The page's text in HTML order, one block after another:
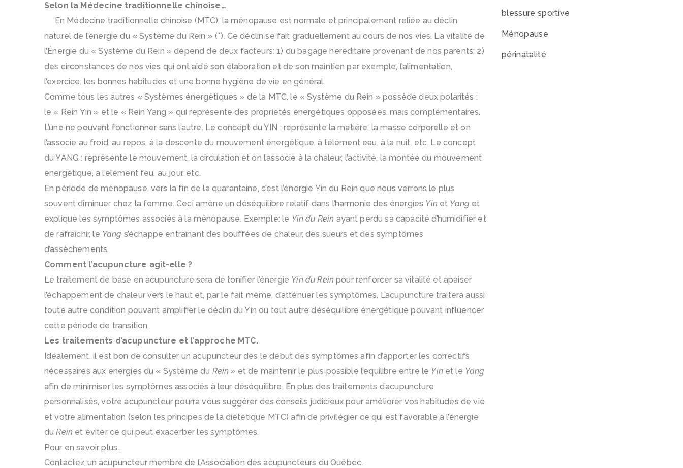
Selon la Médecine traditionnelle chinoise…
En Médecine traditionnelle chinoise (MTC), la ménopause est normale et principalement reliée au déclin
naturel de l’énergie du « Système du Rein » (*). Ce déclin se fait graduellement au cours de nos vies. La vitalité de
l’Énergie du « Système du Rein » dépend de deux facteurs: 1) du bagage héréditaire provenant de nos parents; 2)
des circonstances de nos vies qui ont aidé son élaboration et de son maintien par exemple, l’alimentation,
l’exercice, les bonnes habitudes et une bonne hygiène de vie en général.
Comme tous les autres « Systèmes énergétiques » de la MTC, le « Système du Rein » possède deux polarités :
le « Rein Yin » et le « Rein Yang » qui représente des propriétés énergétiques opposées, mais complémentaires.
L’une ne pouvant fonctionner sans l’autre. Le concept du YIN : représente la matière, la masse corporelle et on
l’associe au froid, au repos, à la descente du mouvement énergétique, à l’élément eau, à la nuit, etc. Le concept
du YANG : représente le mouvement, la circulation et on l’associe à la chaleur, l’activité, la montée du mouvement
énergétique, à l’élément feu, au jour, etc.
En période de ménopause, vers la fin de la quarantaine, c’est l’énergie Yin du Rein que nous verrons le plus
souvent diminuer chez la femme. Ceci amène un déséquilibre relatif dans l’harmonie des énergies Yinet Yang et
explique les symptômes associés à la ménopause. Exemple: le Yin du Rein ayant perdu sa capacité d’humidifier et
de rafraîchir, le Yang s’échappe entraînant des bouffées de chaleur, des sueurs et des symptômes
d’assèchements.
Comment l’acupuncture agit-elle ?
Le traitement de base en acupuncture sera de tonifier l’énergie Yin du Rein pour renforcer sa vitalité et apaiser
l’échappement de chaleur vers le haut et, par le fait même, d’atténuer les symptômes. L’acupuncture traitera aussi
toute autre condition pouvant amplifier le déclin du Yin ou tout autre déséquilibre énergétique pouvant influencer
cette période de transition.
Les traitements d’acupuncture et l’approche MTC.
Idéalement, il est bon de consulter un acupuncteur dès le début des symptômes afin d’apporter les correctifs
nécessaires aux énergies du « Système du Rein » et de maintenir le plus possible l’équilibre entre le Yinet le Yang
afin de minimiser les symptômes associés à leur déséquilibre. En plus des traitements d’acupuncture
personnalisés, votre acupuncteur pourra vous suggérer des conseils judicieux pour améliorer vos habitudes de vie
et votre alimentation (selon les principes de la diététique MTC) afin de privilégier ce qui est favorable à l’énergie
duRein et éviter ce qui peut exacerber les symptômes.
Pour en savoir plus…
Contactez un acupuncteur membre de l’Association des acupuncteurs du Québec.
blessure sportive
Ménopause
périnatalité